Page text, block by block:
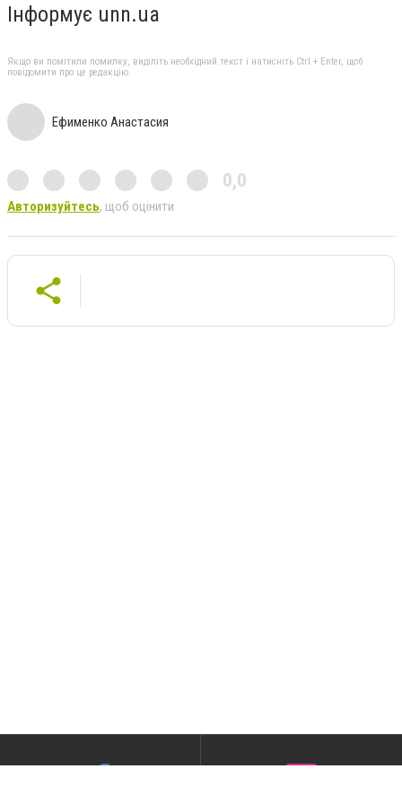
Інформує unn.ua
Якщо ви помітили помилку, виділіть необхідний текст і натисніть Ctrl + Enter, щоб
повідомити про це редакцію
Ефименко Анастасия
0,0
Авторизуйтесь, щоб оцінити